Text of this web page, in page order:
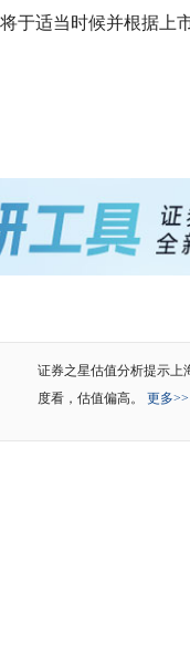
于适当时候并根据上
证券之星估值分析提示上
度看，估值偏高。 更多>>